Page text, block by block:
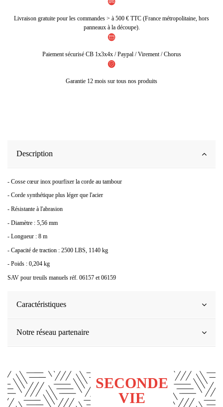
Livraison gratuite pour les commandes > à 500 € TTC (France métropolitaine, hors
panneaux à la découpe).
Paiement sécurisé CB 1x3x4x / Paypal / Virement / Chorus
Garantie 12 mois sur tous nos produits
Description
- Cosse cœur inox pourfixer la corde au tambour
- Corde synthétique plus léger que l'acier
- Résistante à l'abrasion
- Diamètre : 5,56 mm
- Longueur : 8 m
- Capacité de traction : 2500 LBS, 1140 kg
- Poids : 0,204 kg
SAV pour treuils manuels réf. 06157 et 06159
Caractéristiques
Notre réseau partenaire
SECONDE
VIE